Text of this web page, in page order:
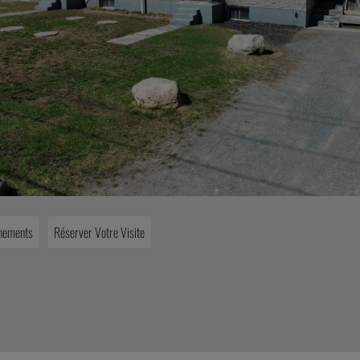
Réserver Votre Visite